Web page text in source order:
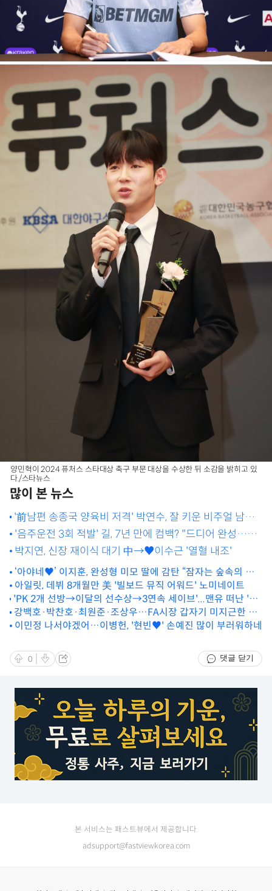
양민혁이 2024 퓨처스 스타대상 축구 부문 대상을 수상한 뒤 소감을 밝히고 있
다./스타뉴스
많이 본 뉴스
'前남편 송종국 양육비 저격' 박연수, 잘 키운 비주얼 남매
'우애 과시'
'음주운전 3회 적발' 길, 7년 만에 컴백? "드디어 완성…몇
년 걸려"
박지연, 신장 재이식 대기 中→♥이수근 '열혈 내조'
‘아야네♥’ 이지훈, 완성형 미모 딸에 감탄 “잠자는 숲속의 공
주”
아일릿, 데뷔 8개월만 美 '빌보드 뮤직 어워드' 노미네이트
'PK 2개 선방→이달의 선수상→3연속 세이브'...맨유 떠난 '레
전드 GK' 피오렌티나의 리그 7연승 견인
강백호·박찬호·최원준·조상우…FA시장 갑자기 미지근한 이
유가 있다? 2025-2026 FA ‘화려하다’
이민정 나서야겠어…이병헌, '현빈♥' 손예진 많이 부러워하네
0 댓글 닫기
본 서비스는 패스트뷰에서 제공합니다.
adsupport@fastviewkorea.com